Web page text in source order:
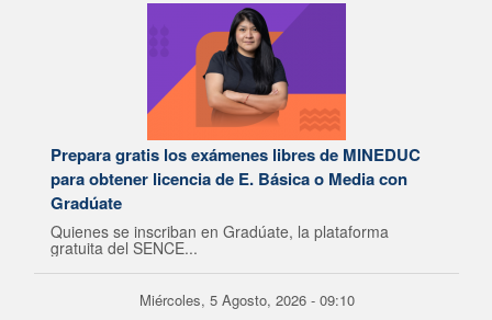
Prepara gratis los exámenes libres de MINEDUC
para obtener licencia de E. Básica o Media con
Gradúate
Quienes se inscriban en Gradúate, la plataforma
gratuita del SENCE...
Miércoles, 5 Agosto, 2026 - 09:10